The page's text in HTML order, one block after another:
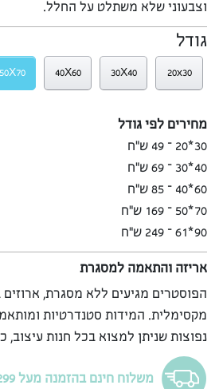
וצבעוני שלא משתלט על החלל.
גודל
20x30
30X40
40X60
50X70
מחירים לפי גודל
30*20 – 49 ש”ח
40*30 – 69 ש”ח
60*40 – 85 ש”ח
70*50 – 169 ש”ח
90*61 – 249 ש”ח
אריזה והתאמה למסגרת
הפוסטרים מגיעים ללא מסגרת,
מקסימלית. המידות סטנדרטיות
נפוצות שניתן למצוא בכל חנות עיצוב,
משלוח חינם בהזמנה מעל 299 ₪